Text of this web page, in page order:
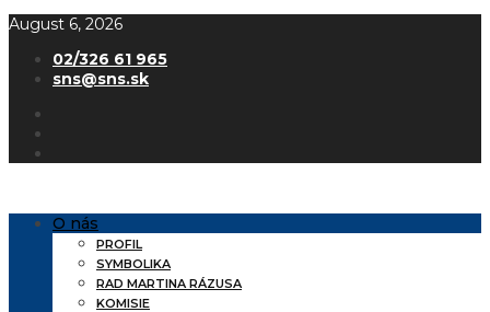
August 6, 2026
02/326 61 965
sns@sns.sk
O nás
PROFIL
SYMBOLIKA
RAD MARTINA RÁZUSA
KOMISIE